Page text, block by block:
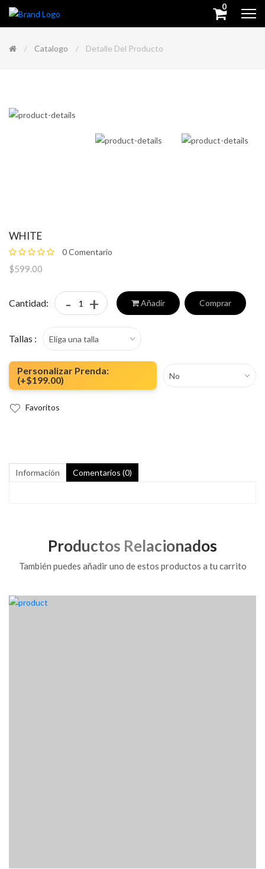
0
Catalogo Detalle Del Producto
WHITE
0 Comentario
$599.00
Cantidad: - + Añadir Comprar
Tallas : Eliga una talla
Personalizar Prenda:
(+$199.00)
No
Favoritos
Información Comentarios (0)
Productos Relacionados
También puedes añadir uno de estos productos a tu carrito